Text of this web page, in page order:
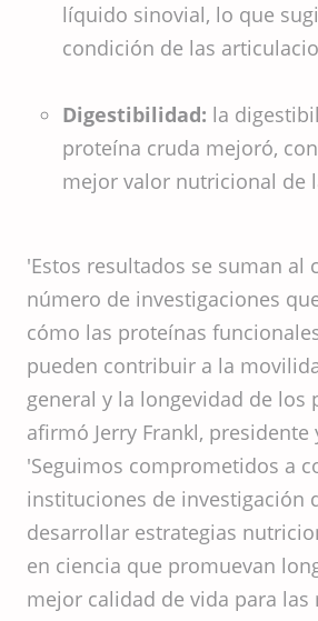
líquido sinovial, lo que
condición de las
Digestibilidad: la
proteína cruda mejoró,
mejor valor nutricional de
'Estos resultados se suman al
número de investigaciones
cómo las proteínas
pueden contribuir a la
general y la longevidad de los
afirmó Jerry Frankl, presidente
'Seguimos comprometidos a
instituciones de investigación
desarrollar estrategias
en ciencia que promuevan
mejor calidad de vida para las